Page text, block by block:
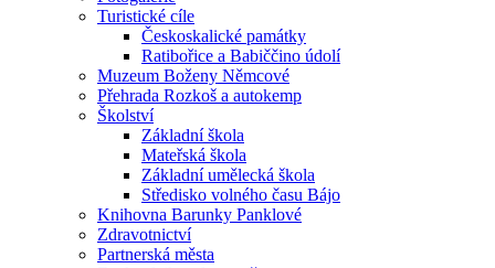
Turistické cíle
Českoskalické památky
Ratibořice a Babiččino údolí
Muzeum Boženy Němcové
Přehrada Rozkoš a autokemp
Školství
Základní škola
Mateřská škola
Základní umělecká škola
Středisko volného času Bájo
Knihovna Barunky Panklové
Zdravotnictví
Partnerská města